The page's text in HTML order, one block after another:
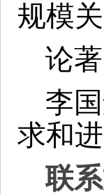
规模
论著
李
求和
联